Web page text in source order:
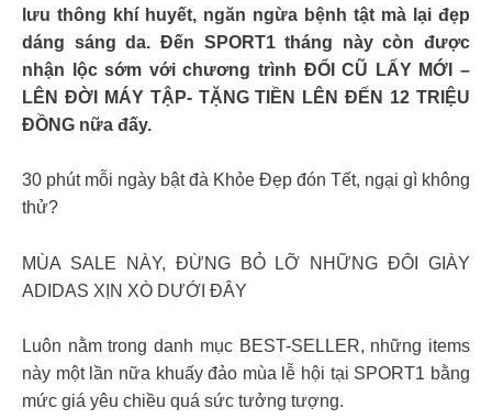
lưu thông khí huyết, ngăn ngừa bệnh tật mà lại đẹp
dáng sáng da. Đến SPORT1 tháng này còn được
nhận lộc sớm với chương trình ĐỔI CŨ LẤY MỚI –
LÊN ĐỜI MÁY TẬP- TẶNG TIỀN LÊN ĐẾN 12 TRIỆU
ĐỒNG nữa đấy.
30 phút mỗi ngày bật đà Khỏe Đẹp đón Tết, ngại gì không
thử?
MÙA SALE NÀY, ĐỪNG BỎ LỠ NHỮNG ĐÔI GIÀY
ADIDAS XỊN XÒ DƯỚI ĐÂY
Luôn nằm trong danh mục BEST-SELLER, những items
này một lần nữa khuấy đảo mùa lễ hội tại SPORT1 bằng
mức giá yêu chiều quá sức tưởng tượng.